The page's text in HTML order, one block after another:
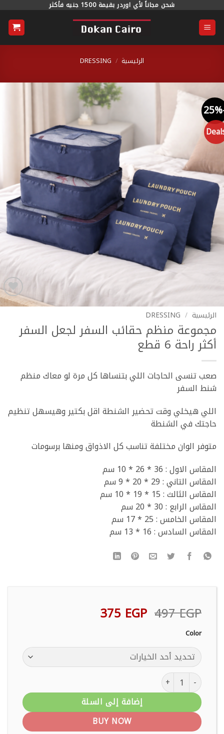
شحن مجاناً لأي اوردر بقيمة 1500 جنيه فأكثر
الرئيسية /
DRESSING
Add to
الرئيسية DRESSING
مجموعة منظم حقائب السفر لجعل السفر
أكثر راحة 6 قطع
صعب تنسى الحاجات اللي بتنساها كل مرة لو معاك منظم
شنط السفر
اللي هيخلي وقت تحضير الشنطة اقل بكتير وهيسهل تنظيم
حاجتك في الشنطة
متوفر الوان مختلفة تناسب كل الاذواق ومنها برسومات
المقاس الاول : 36 * 26 * 10 سم
المقاس التاني : 29 * 20 * 9 سم
المقاس الثالث : 15 * 19 * 10 سم
المقاس الرابع : 30 * 20 سم
المقاس الخامس : 25 * 17 سم
المقاس السادس : 16 * 13 سم
497EGP السعر
الأصلي
497 EGP.
375EGP السعر
الحالي
375 EGP.
Color
كمية مجموعة منظم حقائب السفر لجعل السفر أكثر راحة 6 قطع
إضافة إلى السلة
BUY NOW